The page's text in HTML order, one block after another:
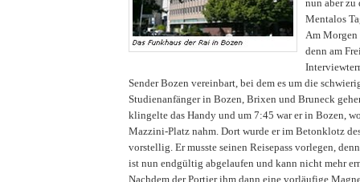
nun aber zu
Mentalos
Am Morgen
denn am
Sender Bozen vereinbart, bei dem es um die
Studienanfänger in Bozen, Brixen und Bruneck
klingelte das Handy und um 7:45 war er in Bozen,
Mazzini-Platz nahm. Dort wurde er im Betonklotz
vorstellig. Er musste seinen Reisepass vorlegen,
ist nun endgültig abgelaufen und kann nicht mehr
Nachdem der Portier ihm dann eine vorläufige